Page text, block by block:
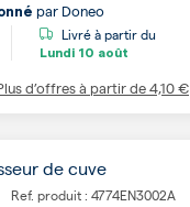
par Doneo
Livré à partir du
Lundi 10 août
d’offres à partir de4,10 €
de cuve
Ref. produit : 4774EN3002A